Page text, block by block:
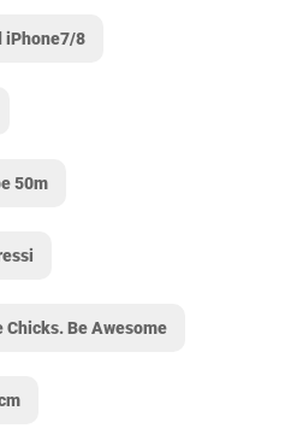
iPhone7/8
50m
Chicks. Be Awesome